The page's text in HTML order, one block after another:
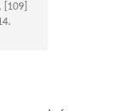
[109]